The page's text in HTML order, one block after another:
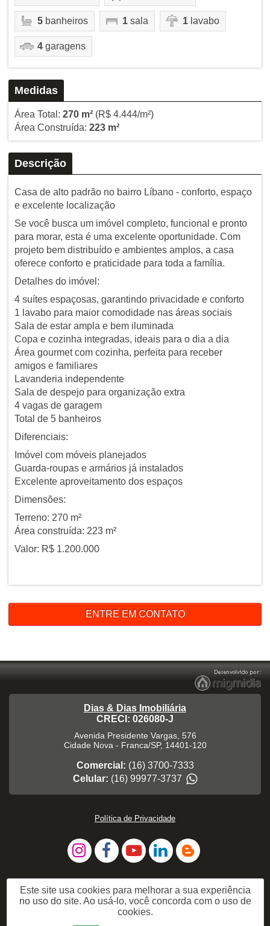
5banheiros 1sala 1lavabo
4garagens
Medidas
Área Total: 270 m²(R$ 4.444/m²)
Área Construída: 223 m²
Descrição
Casa de alto padrão no bairro Líbano - conforto, espaço
e excelente localização
Se você busca um imóvel completo, funcional e pronto
para morar, esta é uma excelente oportunidade. Com
projeto bem distribuído e ambientes amplos, a casa
oferece conforto e praticidade para toda a família.
Detalhes do imóvel:
4 suítes espaçosas, garantindo privacidade e conforto
1 lavabo para maior comodidade nas áreas sociais
Sala de estar ampla e bem iluminada
Copa e cozinha integradas, ideais para o dia a dia
Área gourmet com cozinha, perfeita para receber
amigos e familiares
Lavanderia independente
Sala de despejo para organização extra
4 vagas de garagem
Total de 5 banheiros
Diferenciais:
Imóvel com móveis planejados
Guarda-roupas e armários já instalados
Excelente aproveitamento dos espaços
Dimensões:
Terreno: 270 m²
Área construída: 223 m²
Valor: R$ 1.200.000
ENTRE EM CONTATO
Dias & Dias Imobiliária
CRECI: 026080-J
Avenida Presidente Vargas, 576
Cidade Nova - Franca/SP, 14401-120
Comercial: (16) 3700-7333
Celular: (16) 99977-3737
Política de Privacidade
Este site usa cookies para melhorar a sua experiência
no uso do site. Ao usá-lo, você concorda com o uso de
cookies.